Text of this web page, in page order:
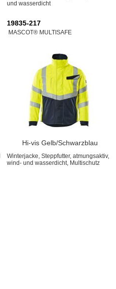
und wasserdicht
19835-217
MASCOT® MULTISAFE
Hi-vis Gelb/Schwarzblau
Winterjacke, Steppfutter, atmungsaktiv,
wind- und wasserdicht, Multischutz